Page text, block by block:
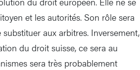
et les autorités. Son rôle sera
aux arbitres. Inversement,
du droit suisse, ce sera au
sera très probablement